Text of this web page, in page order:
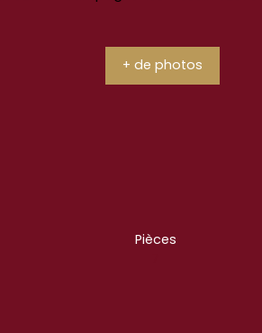
+ de photos
Pièces